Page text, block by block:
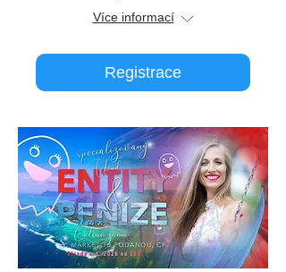
Více informací
Registrace